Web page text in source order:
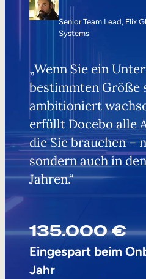
Senior Team Lead, Flix
Systems
„Wenn Sie ein
bestimmten Größe
ambitioniert
erfüllt Docebo alle
die Sie brauchen –
sondern auch in
Jahren.“
135.000 €
Eingespart beim
Jahr